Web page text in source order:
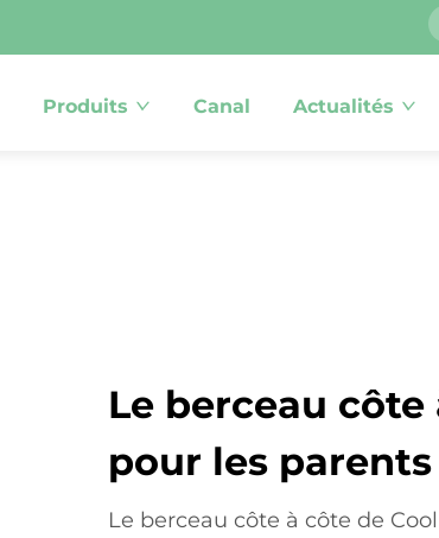
Produits Canal Actualités
Le berceau
pour les
Le berceau côte à côte de